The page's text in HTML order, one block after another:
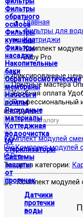
Фильтры
обратного
осмоса
Фильтры
кувшины
Фильтры
насадки
Накопительные
баки
Обратноосмотические
мембраны
Насосы и
помпы
Расходные
материалы
Коттеджная
водоочистка
UV
стерилизаторы
Системы
защиты
от
протечек
Датчики
протечки
воды
Главная
Фильтры для
Картриджи
Комплект
Baby Pro
инструмент
Комплект модулей
ProКомплект модулей
H Pro
Товар из категории: